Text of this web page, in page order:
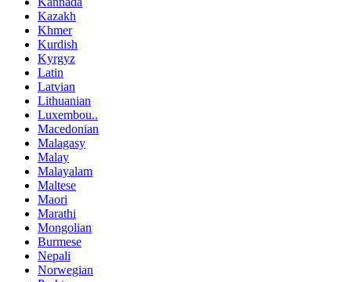
Kazakh
Khmer
Kurdish
Kyrgyz
Latin
Latvian
Lithuanian
Luxembou..
Macedonian
Malagasy
Malay
Malayalam
Maltese
Maori
Marathi
Mongolian
Burmese
Nepali
Norwegian